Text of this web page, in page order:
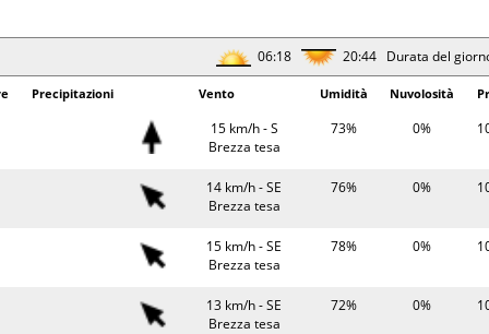
8 km/h - SE
Brezza leggera
Bava di vento
Precipitazioni Vento
0.1 mm
11 km/h - NO
77%
18 km/h - NO
79%
06:18 20:44 Durata del
Precipitazioni Vento Umidità Nuvolosità
15 km/h - S
Brezza tesa
73% 0%
14 km/h - SE
Brezza tesa
76% 0%
15 km/h - SE
Brezza tesa
78% 0%
13 km/h - SE
Brezza tesa
72% 0%